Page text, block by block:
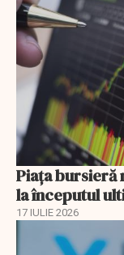
Piața bursieră
la începutul
17 IULIE 2026